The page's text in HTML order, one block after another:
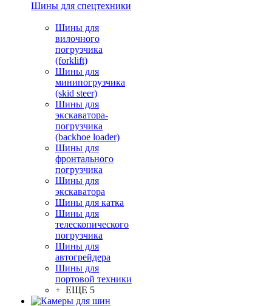
Шины для спецтехники
Шины для
вилочного
погрузчика
(forklift)
Шины для
минипогрузчика
(skid steer)
Шины для
экскаватора-
погрузчика
(backhoe loader)
Шины для
фронтального
погрузчика
Шины для
экскаватора
Шины для катка
Шины для
телескопического
погрузчика
Шины для
автогрейдера
Шины для
портовой техники
+ ЕЩЕ 5